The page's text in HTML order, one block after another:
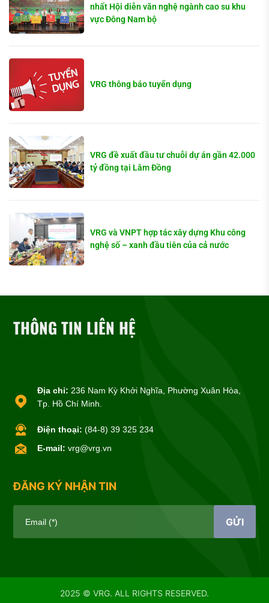
nhất Hội diễn văn nghệ ngành cao su khu
vực Đông Nam bộ
VRG thông báo tuyển dụng
VRG đề xuất đầu tư chuỗi dự án gần 42.000
tỷ đồng tại Lâm Đồng
VRG và VNPT hợp tác xây dựng Khu công
nghệ số – xanh đầu tiên của cả nước
THÔNG TIN LIÊN HỆ
Địa chỉ: 236 Nam Kỳ Khởi Nghĩa, Phường Xuân Hòa,
Tp. Hồ Chí Minh.
Điện thoại: (84-8) 39 325 234
E-mail: vrg@vrg.vn
ĐĂNG KÝ NHẬN TIN
Email (*) GỬI
2025 © VRG. ALL RIGHTS RESERVED.